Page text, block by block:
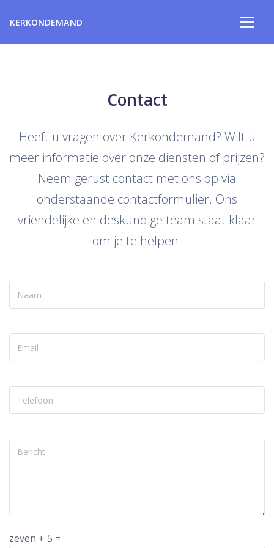
KERKONDEMAND
Contact
Heeft u vragen over Kerkondemand? Wilt u
meer informatie over onze diensten of prijzen?
Neem gerust contact met ons op via
onderstaande contactformulier. Ons
vriendelijke en deskundige team staat klaar
om je te helpen.
zeven + 5 =